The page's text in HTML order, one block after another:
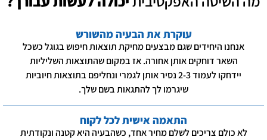
עוקרת את הבעיה מהשורש
אנחנו היחידים שגם מבצעים מחיקת תוצאות חיפוש בגוגל כשכל
השאר דוחקים אותן אחורה. אז במקום שהתוצאות השליליות
יידחקו לעמוד 2-3 נסיר אותן לגמרי ונחליפם בתוצאות חיוביות
שיגרמו לך להתגאות בשם שלך.
התאמה אישית לכל לקוח
לא כולם צריכים לשלם מחיר אחד, כשהבעיה היא קטנה ונקודתית